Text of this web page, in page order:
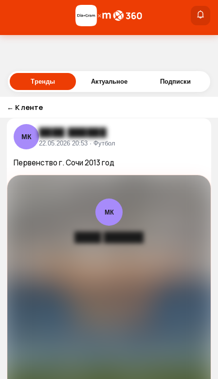
Войти
×
Тренды Актуальное Подписки
← К ленте
МК ████ ██████
22.05.2026 20:53 · Футбол
Первенство г. Сочи 2013 год
МК
████ ██████